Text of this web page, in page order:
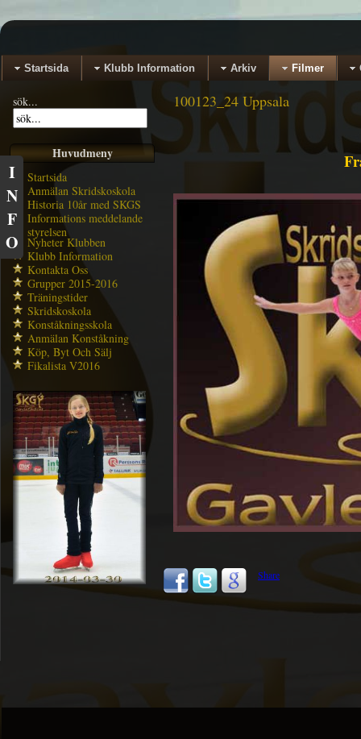
Startsida Klubb Information Arkiv Filmer
sök...
Huvudmeny
Startsida
Anmälan Skridskoskola
Historia 10år med SKGS
Informations meddelande
styrelsen
Nyheter Klubben
Klubb Information
Kontakta Oss
Grupper 2015-2016
Träningstider
Skridskoskola
Konståkningsskola
Anmälan Konståkning
Köp, Byt Och Sälj
Fikalista V2016
100123_24 Uppsala
Share
I
N
F
O